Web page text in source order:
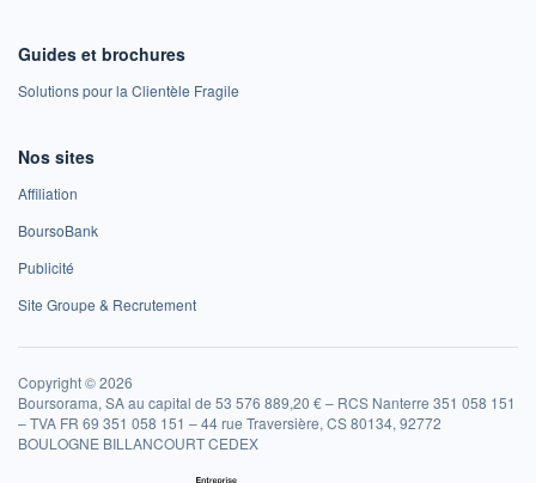
Guides et brochures
Solutions pour la Clientèle Fragile
Nos sites
Affiliation
BoursoBank
Publicité
Site Groupe & Recrutement
Copyright © 2026
Boursorama, SA au capital de 53 576 889,20 € – RCS Nanterre 351 058 151
– TVA FR 69 351 058 151 – 44 rue Traversière, CS 80134, 92772
BOULOGNE BILLANCOURT CEDEX